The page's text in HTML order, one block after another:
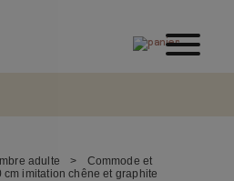
adulte >
Commode et
cm imitation chêne et graphite